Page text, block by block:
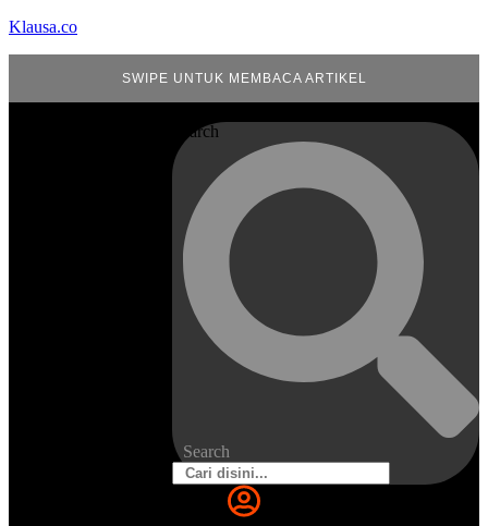
Klausa.co
SWIPE UNTUK MEMBACA ARTIKEL
Search
Search